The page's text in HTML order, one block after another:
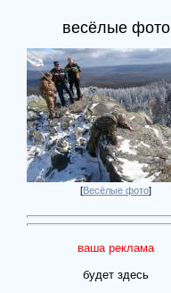
весёлые фото
[Весёлые фото]
ваша реклама
будет здесь